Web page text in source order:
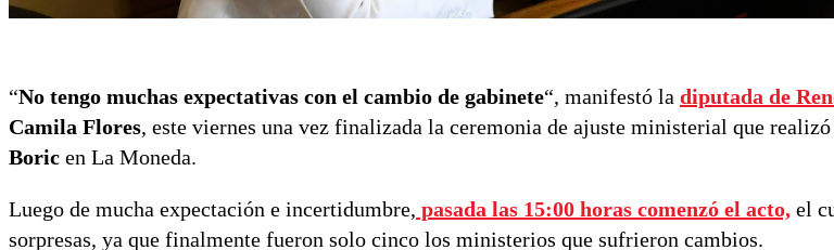
“No tengo muchas expectativas con el cambio de gabinete“, manifestó la diputada de
Camila Flores, este viernes una vez finalizada la ceremonia de ajuste ministerial que
Boric en La Moneda.
Luego de mucha expectación e incertidumbre, pasada las 15:00 horas comenzó el acto, el
sorpresas, ya que finalmente fueron solo cinco los ministerios que sufrieron cambios.